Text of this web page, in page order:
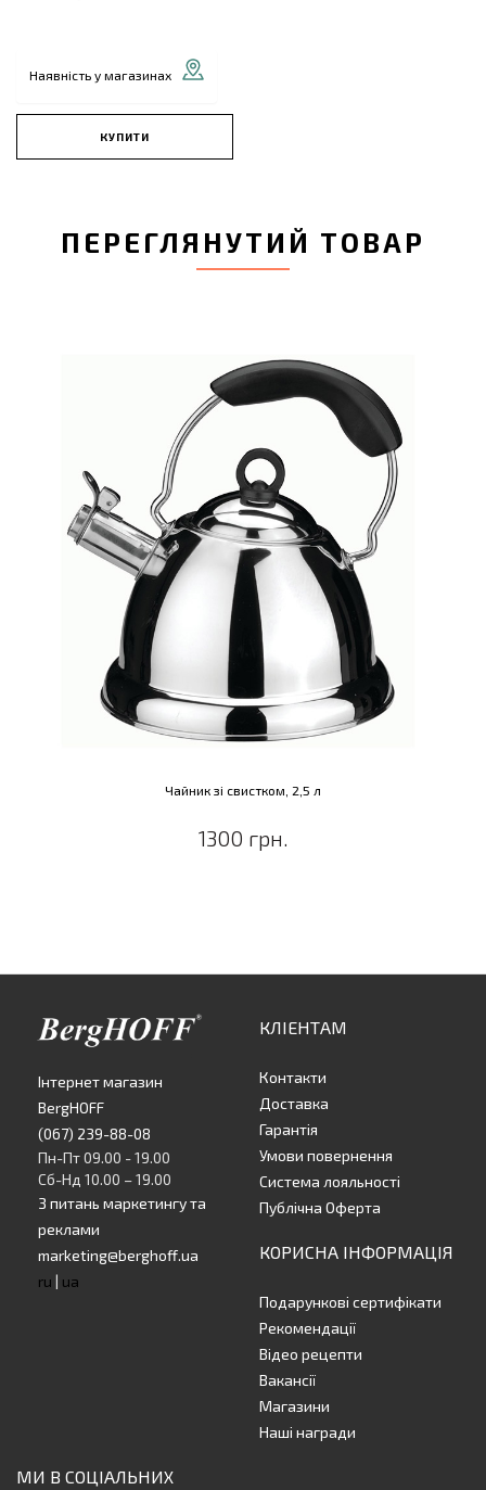
Наявність у магазинах
КУПИТИ
ПЕРЕГЛЯНУТИЙ ТОВАР
Чайник зі свистком, 2,5 л
1300 грн.
Інтернет магазин
BergHOFF
(067) 239-88-08
Пн-Пт 09.00 - 19.00
Сб-Нд 10.00 – 19.00
З питань маркетингу та
реклами
marketing@berghoff.ua
ru | ua
КЛІЕНТАМ
Контакти
Доставка
Гарантія
Умови повернення
Система лояльності
Публічна Оферта
КОРИСНА ІНФОРМАЦІЯ
Подарункові сертифікати
Рекомендації
Відео рецепти
Вакансії
Магазини
Наші награди
МИ В СОЦІАЛЬНИХ